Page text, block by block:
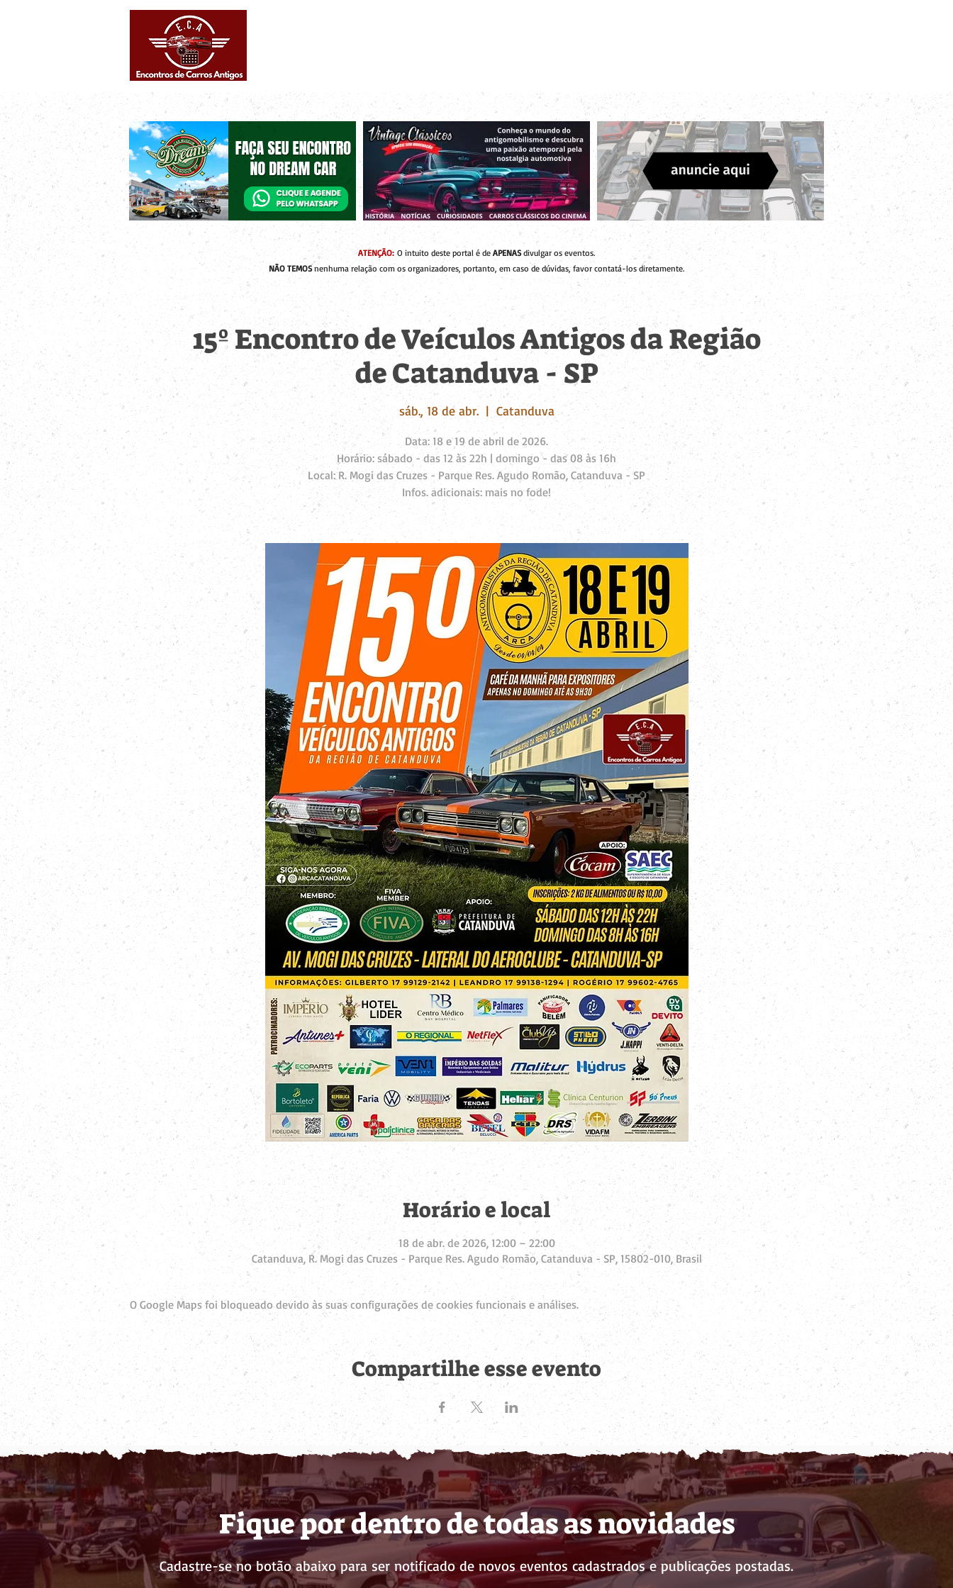
ATENÇÃO: O intuito deste portal é deAPENASdivulgar os eventos.
NÃO TEMOSnenhuma relação com os organizadores, portanto, em caso de dúvidas, favor contatá-los diretamente.
15º Encontro de Veículos Antigos da Região
de Catanduva - SP
sáb., 18 de abr.
  |
Catanduva
Data: 18 e 19 de abril de 2026.
Horário: sábado - das 12 às 22h | domingo - das 08 às 16h
Local: R. Mogi das Cruzes - Parque Res. Agudo Romão, Catanduva - SP
Infos. adicionais: mais no fode!
Horário e local
18 de abr. de 2026, 12:00 – 22:00
Catanduva, R. Mogi das Cruzes - Parque Res. Agudo Romão, Catanduva - SP, 15802-010, Brasil
O Google Maps foi bloqueado devido às suas configurações de cookies funcionais e análises.
Compartilhe esse evento
Cadastre-se no botão abaixo para ser notificado de novos eventos cadastrados e publicações postadas.
Fique por dentro de todas as novidades